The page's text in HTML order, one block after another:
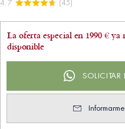
4.7
(45)
La oferta especial en 1990 € ya
disponible